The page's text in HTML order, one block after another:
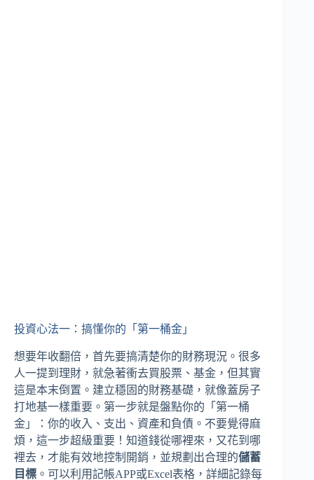
投資心法一：搞懂你的「第一桶金」
想要年收翻倍，首先要搞清楚你的財務現況。很多
人一提到理財，就急著衝去買股票、基金，但其實
這是本末倒置。建立穩固的財務基礎，就像蓋房子
打地基一樣重要。第一步就是盤點你的「第一桶
金」：你的收入、支出、資產和負債。不要覺得麻
煩，這一步超級重要！知道錢從哪裡來，又花到哪
裡去，才能有效地控制開銷，並規劃出合理的儲蓄
目標 。可以利用記帳APP或Excel表格，詳細記錄每